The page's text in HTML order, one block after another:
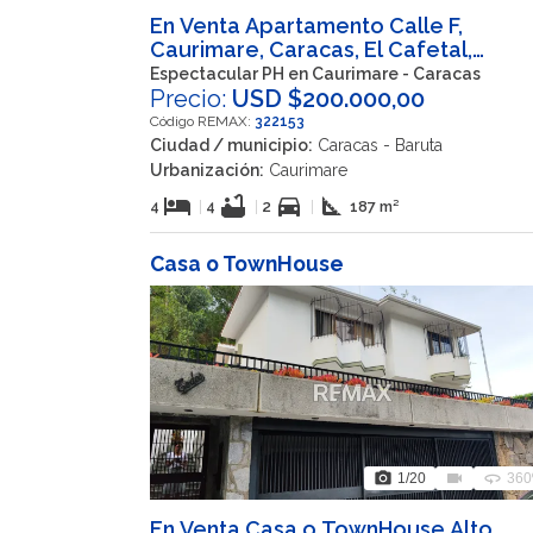
En Venta Apartamento Calle F,
Caurimare, Caracas, El Cafetal,
Baruta, Miranda, 1071, VEN
Espectacular PH en Caurimare - Caracas
Precio: USD $200.000,00
Código REMAX: 322153
Ciudad / municipio: Caracas - Baruta
Urbanización: Caurimare
4 hotel | 4 bathtub | 2 directions_car | square_foot 187 m²
Casa o TownHouse
photo_camera 1/20 videocam 360